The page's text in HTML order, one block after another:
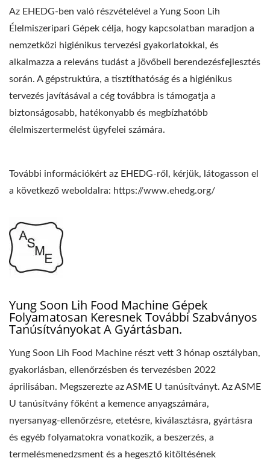
Az EHEDG-ben való részvételével a Yung Soon Lih
Élelmiszeripari Gépek célja, hogy kapcsolatban maradjon a
nemzetközi higiénikus tervezési gyakorlatokkal, és
alkalmazza a releváns tudást a jövőbeli berendezésfejlesztés
során. A gépstruktúra, a tisztíthatóság és a higiénikus
tervezés javításával a cég továbbra is támogatja a
biztonságosabb, hatékonyabb és megbízhatóbb
élelmiszertermelést ügyfelei számára.
További információkért az EHEDG-ről, kérjük, látogasson el
a következő weboldalra: https://www.ehedg.org/
Yung Soon Lih Food Machine Gépek
Folyamatosan Keresnek További Szabványos
Tanúsítványokat A Gyártásban.
Yung Soon Lih Food Machine részt vett 3 hónap osztályban,
gyakorlásban, ellenőrzésben és tervezésben 2022
áprilisában. Megszerezte az ASME U tanúsítványt. Az ASME
U tanúsítvány főként a kemence anyagszámára,
nyersanyag-ellenőrzésre, etetésre, kiválasztásra, gyártásra
és egyéb folyamatokra vonatkozik, a beszerzés, a
termelésmenedzsment és a hegesztő kitöltésének